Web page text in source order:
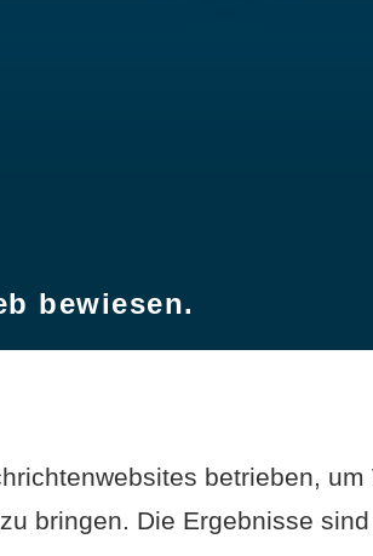
bewiesen.
betrieben, um
bringen. Die Ergebnisse sind